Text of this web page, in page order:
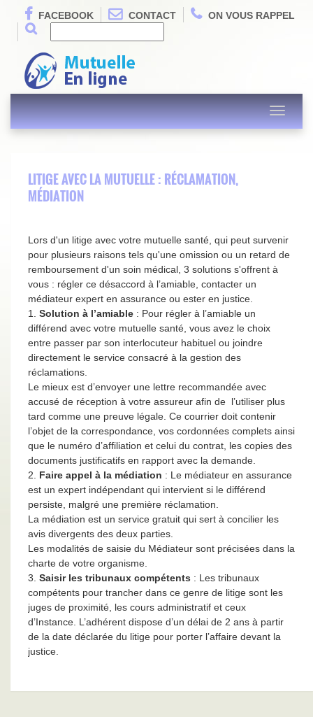
FACEBOOK CONTACT ON VOUS RAPPEL
Toggle
LITIGE AVEC LA MUTUELLE : RÉCLAMATION,
MÉDIATION
Lors d'un litige avec votre mutuelle santé, qui peut survenir
pour plusieurs raisons tels qu'une omission ou un retard de
remboursement d'un soin médical, 3 solutions s'offrent à
vous : régler ce désaccord à l’amiable, contacter un
médiateur expert en assurance ou ester en justice.
1. Solution à l’amiable : Pour régler à l’amiable un
différend avec votre mutuelle santé, vous avez le choix
entre passer par son interlocuteur habituel ou joindre
directement le service consacré à la gestion des
réclamations.
Le mieux est d’envoyer une lettre recommandée avec
accusé de réception à votre assureur afin de l’utiliser plus
tard comme une preuve légale. Ce courrier doit contenir
l’objet de la correspondance, vos cordonnées complets ainsi
que le numéro d’affiliation et celui du contrat, les copies des
documents justificatifs en rapport avec la demande.
2. Faire appel à la médiation : Le médiateur en assurance
est un expert indépendant qui intervient si le différend
persiste, malgré une première réclamation.
La médiation est un service gratuit qui sert à concilier les
avis divergents des deux parties.
Les modalités de saisie du Médiateur sont précisées dans la
charte de votre organisme.
3. Saisir les tribunaux compétents : Les tribunaux
compétents pour trancher dans ce genre de litige sont les
juges de proximité, les cours administratif et ceux
d’Instance. L’adhérent dispose d’un délai de 2 ans à partir
de la date déclarée du litige pour porter l’affaire devant la
justice.